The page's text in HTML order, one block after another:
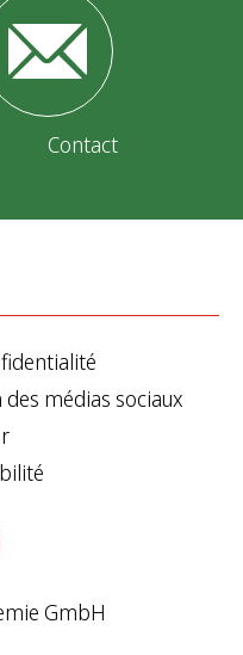
Contact
GmbH
médias sociaux